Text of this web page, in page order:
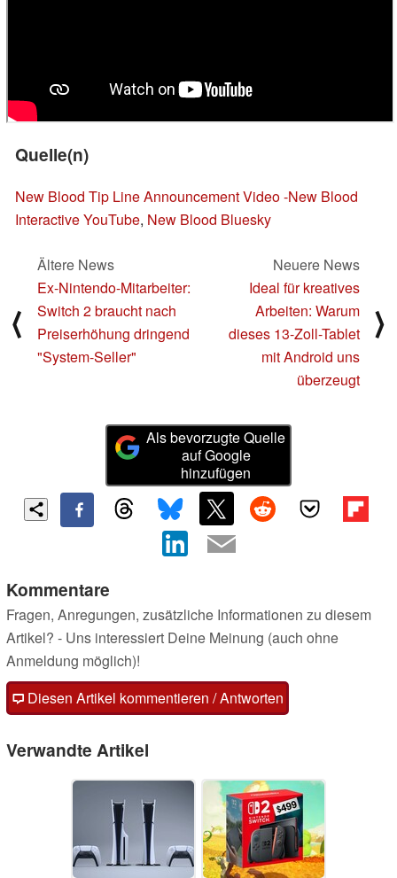
Quelle(n)
New Blood Tip Line Announcement Video -New Blood
Interactive YouTube, New Blood Bluesky
⟨
Ältere News
Ex-Nintendo-Mitarbeiter:
Switch 2 braucht nach
Preiserhöhung dringend
"System-Seller"
Neuere News
Ideal für kreatives
Arbeiten: Warum
dieses 13-Zoll-Tablet
mit Android uns
überzeugt
⟩
Als bevorzugte Quelle
auf Google
hinzufügen
Kommentare
Fragen, Anregungen, zusätzliche Informationen zu diesem
Artikel? - Uns interessiert Deine Meinung (auch ohne
Anmeldung möglich)!
Diesen Artikel kommentieren / Antworten
Verwandte Artikel